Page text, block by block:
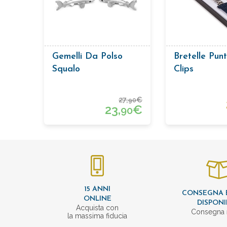
Gemelli Da Polso
Squalo
27,90€
23,90€
Bretelle
Clips
15 ANNI
ONLINE
Acquista con
la massima fiducia
CONSEGNA
Consegna